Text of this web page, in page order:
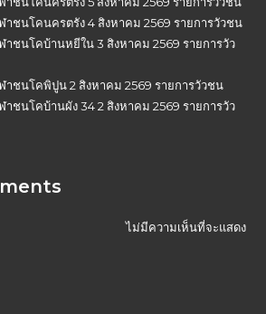
ชนโคนครตรัง 4 สิงหาคม 2569 รายการวัวชน
ชนโคบ้านหยีใน 3 สิงหาคม 2569 รายการวัว
ชนโคพิปูน 2 สิงหาคม 2569 รายการวัวชน
ชนโคบ้านผัง 34 2 สิงหาคม 2569 รายการวัว
ไม่มีความเห็นที่จะแสดง